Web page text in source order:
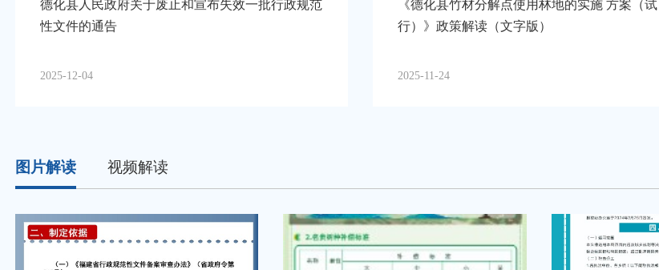
德化县人民政府关于废止和宣布失效一批行政规范
性文件的通告
2025-12-04
《德化县竹材分解点使用林地的实施 方案（试
行）》政策解读（文字版）
2025-11-24
图片解读 视频解读